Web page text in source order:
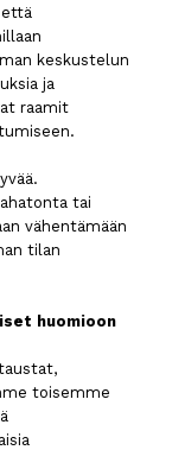
että
keskustelun
ja
raamit
tai
vähentämään
tilan
huomioon
toisemme